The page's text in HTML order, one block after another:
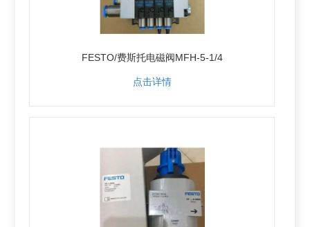
FESTO/费斯托电磁阀MFH-5-1/4
点击详情